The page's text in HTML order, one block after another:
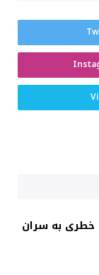
خطری به سران